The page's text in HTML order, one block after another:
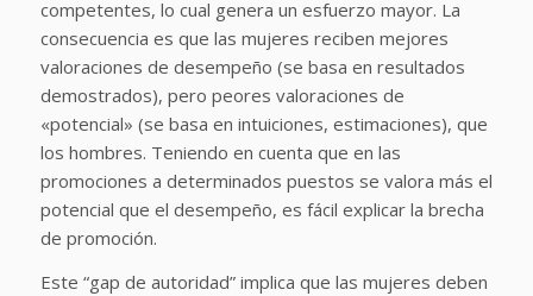
competentes, lo cual genera un esfuerzo mayor. La
consecuencia es que las mujeres reciben mejores
valoraciones de desempeño (se basa en resultados
demostrados), pero peores valoraciones de
«potencial» (se basa en intuiciones, estimaciones), que
los hombres. Teniendo en cuenta que en las
promociones a determinados puestos se valora más el
potencial que el desempeño, es fácil explicar la brecha
de promoción.
Este “gap de autoridad” implica que las mujeres deben